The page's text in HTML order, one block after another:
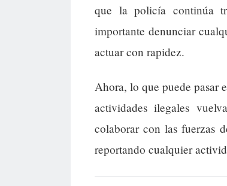
que la policía continúa
importante denunciar
actuar con rapidez.
Ahora, lo que puede pasar
actividades ilegales
colaborar con las fuerzas
reportando cualquier